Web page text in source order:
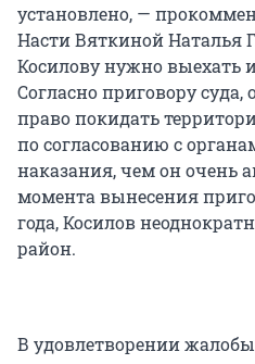
установлено, —
Насти Вяткиной Наталья
Косилову нужно выехать
Согласно приговору
право покидать
по согласованию с
наказания, чем он очень
момента вынесения
года, Косилов
район.
В удовлетворении